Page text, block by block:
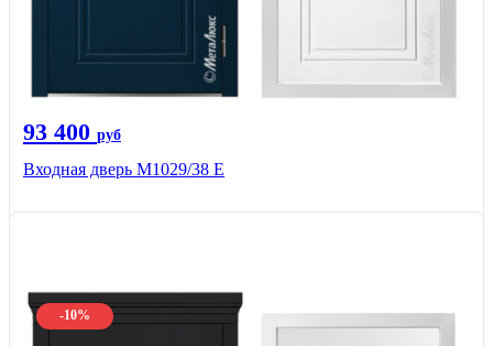
93 400 руб
Входная дверь М1029/38 E
-10%